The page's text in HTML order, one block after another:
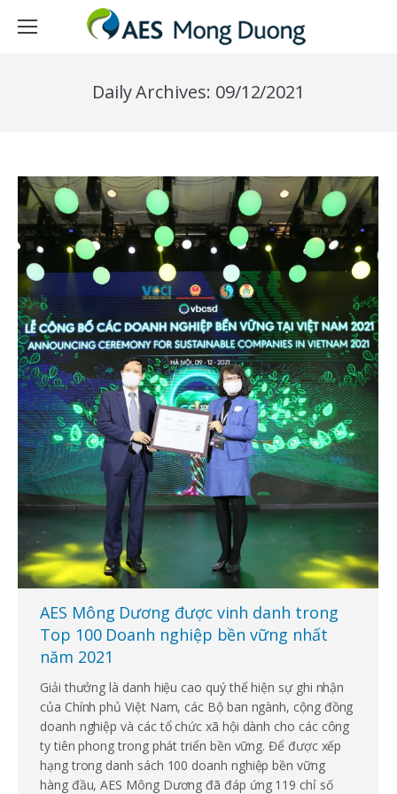
Daily Archives: 09/12/2021
AES Mông Dương được vinh danh trong
Top 100 Doanh nghiệp bền vững nhất
năm 2021
Giải thưởng là danh hiệu cao quý thể hiện sự ghi nhận
của Chính phủ Việt Nam, các Bộ ban ngành, cộng đồng
doanh nghiệp và các tổ chức xã hội dành cho các công
ty tiên phong trong phát triển bền vững. Để được xếp
hạng trong danh sách 100 doanh nghiệp bền vững
hàng đầu, AES Mông Dương đã đáp ứng 119 chỉ số